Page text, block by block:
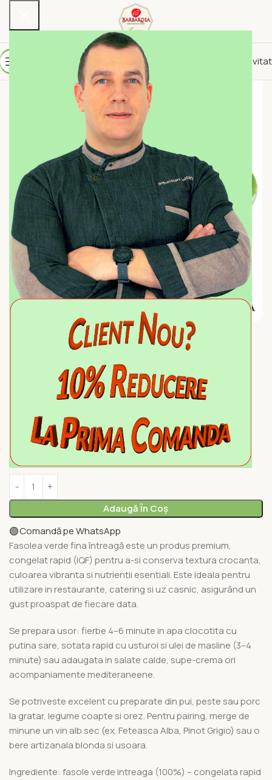
10% reducere per invitat
Fasole fina intreaga 2.5kg
31,00leiinclusiv TVA / bucată
La comandă
Adaugă În Coș
🟢Comandă pe WhatsApp
Fasolea verde fina întreagă este un produs premium,
congelat rapid (IQF) pentru a-si conserva textura crocanta,
culoarea vibranta si nutrientii esentiali. Este ideala pentru
utilizare in restaurante, catering si uz casnic, asigurând un
gust proaspat de fiecare data.
Se prepara usor: fierbe 4–6 minute in apa clocotita cu
putina sare, sotata rapid cu usturoi si ulei de masline (3–4
minute) sau adaugata in salate calde, supe-crema ori
acompaniamente mediteraneene.
Se potriveste excelent cu preparate din pui, peste sau porc
la gratar, legume coapte si orez. Pentru pairing, merge de
minune un vin alb sec (ex. Feteasca Alba, Pinot Grigio) sau o
bere artizanala blonda si usoara.
Ingrediente: fasole verde intreaga (100%) – congelata rapid